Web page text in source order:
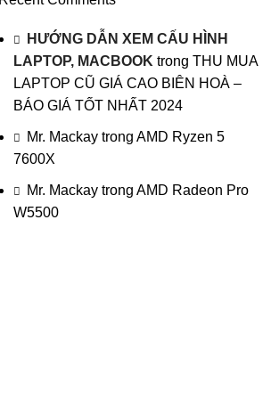
HƯỚNG DẪN XEM CẤU HÌNH
LAPTOP, MACBOOK trong THU MUA
LAPTOP CŨ GIÁ CAO BIÊN HOÀ –
BÁO GIÁ TỐT NHẤT 2024
Mr. Mackay trong AMD Ryzen 5
7600X
Mr. Mackay trong AMD Radeon Pro
W5500